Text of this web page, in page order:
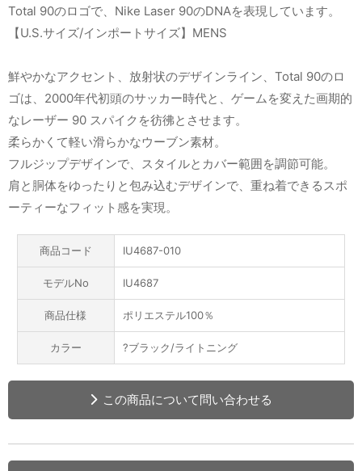
Total 90のロゴで、Nike Laser 90のDNAを表現しています。
【U.S.サイズ/インポートサイズ】MENS
鮮やかなアクセント、放射状のデザインライン、Total 90のロ
ゴは、2000年代初頭のサッカー時代と、ゲームを変えた画期的
なレーザー 90 スパイクを彷彿とさせます。
柔らかくて軽い滑らかなウーブン素材。
フルジップデザインで、スタイルとカバー範囲を調節可能。
肩と胴体をゆったりと包み込むデザインで、重ね着できるスポ
ーティーなフィット感を実現。
商品コード IU4687-010
モデルNo IU4687
商品仕様 ポリエステル100％
カラー ?ブラック/ライトニング
この商品について問い合わせる